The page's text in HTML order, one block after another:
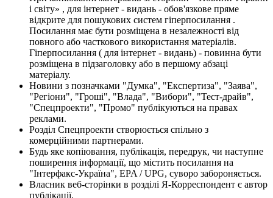
і світу» , для інтернет - видань - обов'язкове пряме
відкрите для пошукових систем гіперпосилання .
Посилання має бути розміщена в незалежності від
повного або часткового використання матеріалів.
Гіперпосилання ( для інтернет - видань) - повинна бути
розміщена в підзаголовку або в першому абзаці
матеріалу.
Новини з позначками "Думка", "Експертиза", "Заява",
"Регіони", "Гроші", "Влада", "Вибори", "Тест-драйв",
"Спецпроекти", "Промо" публікуються на правах
реклами.
Розділ Спецпроекти створюється спільно з
комерційними партнерами.
Будь яке копіювання, публікація, передрук, чи наступне
поширення інформації, що містить посилання на
"Інтерфакс-Україна", EPA / UPG, суворо забороняється.
Власник веб-сторінки в розділі Я-Корреспондент є автор
публікації.